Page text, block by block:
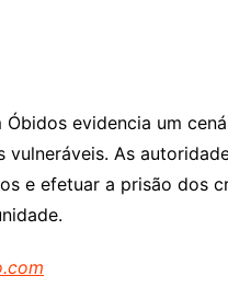
evidencia um
vulneráveis. As
e efetuar a prisão dos